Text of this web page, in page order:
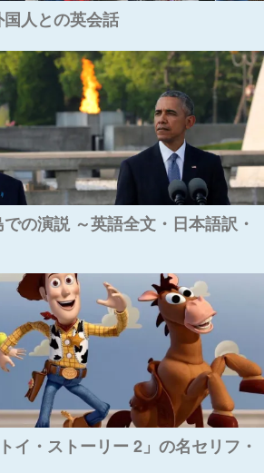
人との英会話
の演説 ～英語全文・日本語訳・
イ・ストーリー 2」の名セリフ・